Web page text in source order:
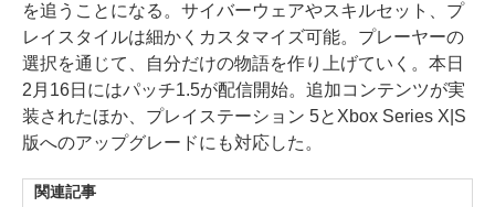
を追うことになる。サイバーウェアやスキルセット、プ
レイスタイルは細かくカスタマイズ可能。プレーヤーの
選択を通じて、自分だけの物語を作り上げていく。本日
2月16日にはパッチ1.5が配信開始。追加コンテンツが実
装されたほか、プレイステーション 5とXbox Series X|S
版へのアップグレードにも対応した。
関連記事